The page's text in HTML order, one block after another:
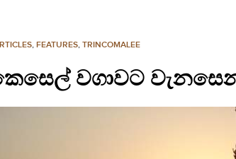
, FEATURES, TRINCOMALEE
වගාවට